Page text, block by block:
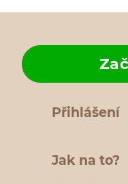
Přihlášení
Jak na to?